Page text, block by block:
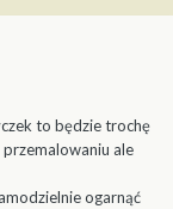
to będzie trochę
ale
ogarnąć